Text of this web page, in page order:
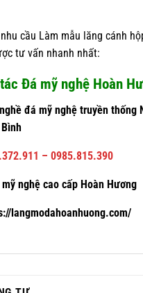
cầu Làm mẫu lăng cánh
tư vấn nhanh nhất:
Đá mỹ nghệ Hoàn
đá mỹ nghệ truyền thống
– 0985.815.390
nghệ cao cấp Hoàn Hương
langmodahoanhuong.com/